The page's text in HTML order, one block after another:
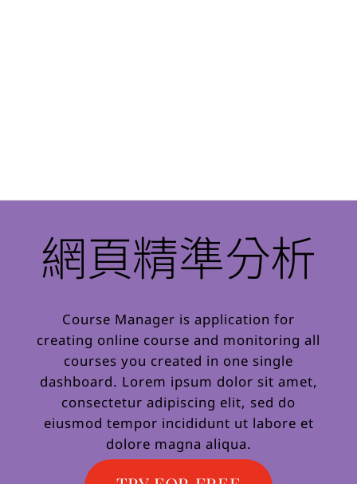
網頁精準分析
Course Manager is application for
creating online course and monitoring all
courses you created in one single
dashboard. Lorem ipsum dolor sit amet,
consectetur adipiscing elit, sed do
eiusmod tempor incididunt ut labore et
dolore magna aliqua.